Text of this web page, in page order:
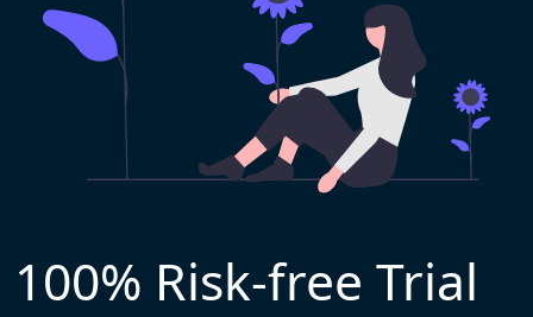
100% Risk-free Trial